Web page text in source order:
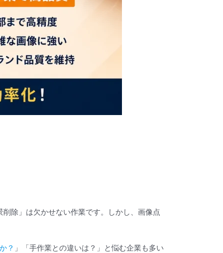
除」は欠かせない作業です。しかし、画像点
？ 」「手作業との違いは？」と悩む企業も多い